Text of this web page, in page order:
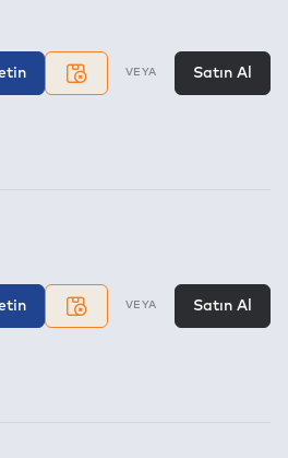
VEYA Satın Al
VEYA Satın Al